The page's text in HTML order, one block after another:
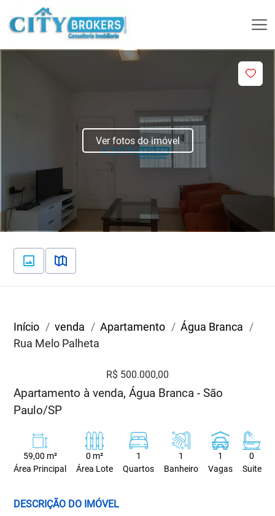
Ver fotos do imóvel
Início venda Apartamento
Água Branca
Rua Melo Palheta
R$ 500.000,00
Apartamento à venda, Água Branca - São
Paulo/SP
59,00 m²
Área Principal
0 m²
Área Lote
1
Quartos
1
Banheiro
1
Vagas
0
Suite
DESCRIÇÃO DO IMÓVEL